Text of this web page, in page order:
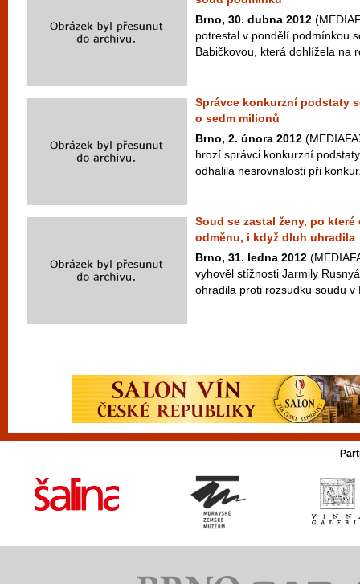
Brno, 30. dubna 2012
potrestal v pondělí podmínkou
Babičkovou, která dohlížela na
Správce konkurzní podstaty
o sedm milionů
Brno, 2. února 2012
hrozí správci konkurzní
odhalila nesrovnalosti při
Soud se zastal ženy, po
odměnu, i když dluh uhradila
Brno, 31. ledna 2012
vyhověl stížnosti Jarmily
ohradila proti rozsudku soudu v